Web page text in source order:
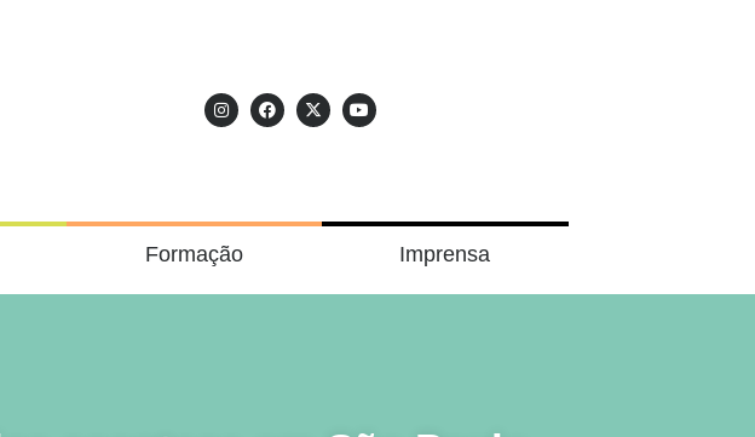
Formação Imprensa